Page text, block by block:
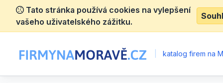
Tato stránka používá cookies na vylepšení
vašeho uživatelského zážitku.
katalog firem na